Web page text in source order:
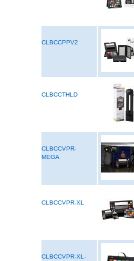
CLBCCPPV2
CLBCCTHLD
CLBCCVPR-
MEGA
CLBCCVPR-XL
CLBCCVPR-XL-